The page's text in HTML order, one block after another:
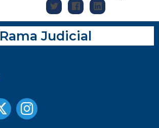
Rama Judicial